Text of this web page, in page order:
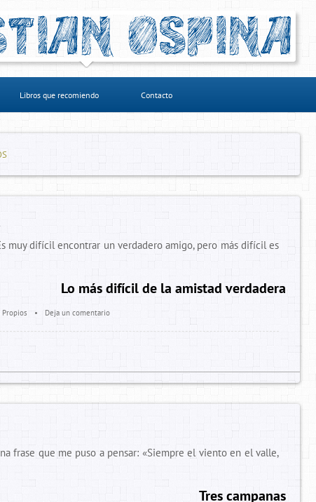
Libros que recomiendo Contacto
muy difícil encontrar un verdadero amigo, pero más difícil es
Lo más difícil de la amistad verdadera
Propios • Deja un comentario
frase que me puso a pensar: «Siempre el viento en el valle,
Tres campanas